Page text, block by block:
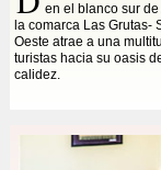
en el blanco sur
la comarca Las Grutas-
Oeste atrae a una
turistas hacia su oasis
calidez.